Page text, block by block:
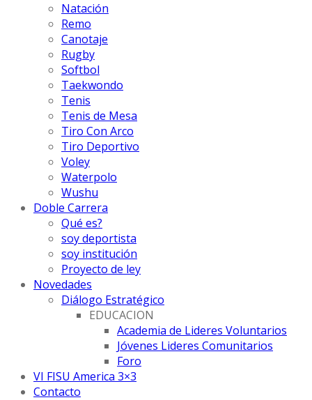
Natación
Remo
Canotaje
Rugby
Softbol
Taekwondo
Tenis
Tenis de Mesa
Tiro Con Arco
Tiro Deportivo
Voley
Waterpolo
Wushu
Doble Carrera
Qué es?
soy deportista
soy institución
Proyecto de ley
Novedades
Diálogo Estratégico
EDUCACION
Academia de Lideres Voluntarios
Jóvenes Lideres Comunitarios
Foro
VI FISU America 3×3
Contacto